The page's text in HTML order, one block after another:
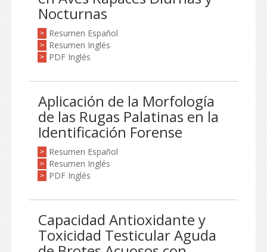
Nocturnas
> Resumen Español
> Resumen Inglés
> PDF Inglés
Aplicación de la Morfología
de las Rugas Palatinas en la
Identificación Forense
> Resumen Español
> Resumen Inglés
> PDF Inglés
Capacidad Antioxidante y
Toxicidad Testicular Aguda